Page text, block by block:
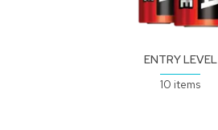
ENTRY LEVEL
10 items